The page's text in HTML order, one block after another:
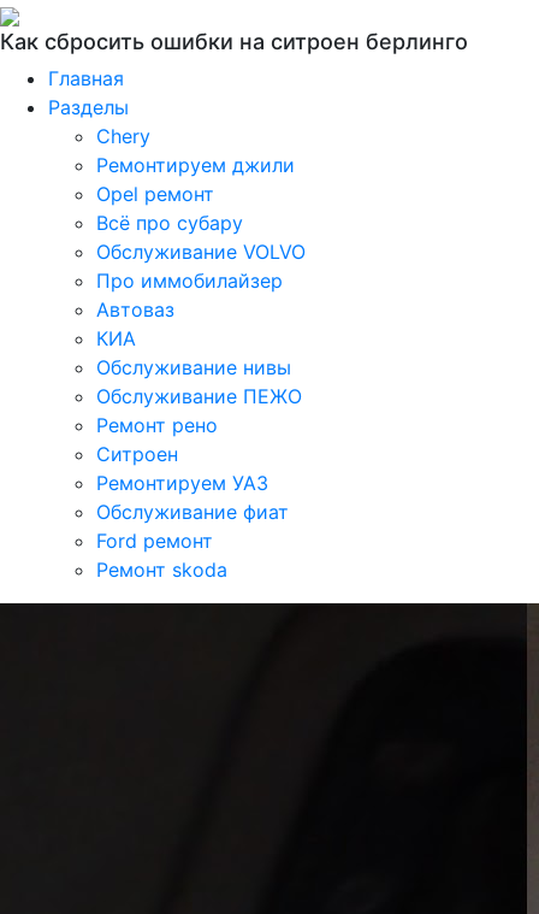
Как сбросить ошибки на ситроен берлинго
Главная
Разделы
Chery
Ремонтируем джили
Opel ремонт
Всё про субару
Обслуживание VOLVO
Про иммобилайзер
Автоваз
КИА
Обслуживание нивы
Обслуживание ПЕЖО
Ремонт рено
Ситроен
Ремонтируем УАЗ
Обслуживание фиат
Ford ремонт
Ремонт skoda